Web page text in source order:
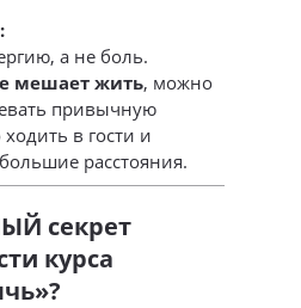
а не боль.
мешает жить, можно
привычную
в гости и
расстояния.
секрет
курса